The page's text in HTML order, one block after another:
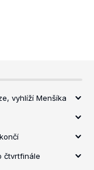
vyhlíží Menšíka
čtvrtfinále